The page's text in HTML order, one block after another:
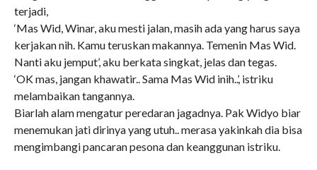
terjadi,
‘Mas Wid, Winar, aku mesti jalan, masih ada yang harus saya
kerjakan nih. Kamu teruskan makannya. Temenin Mas Wid.
Nanti aku jemput’, aku berkata singkat, jelas dan tegas.
‘OK mas, jangan khawatir.. Sama Mas Wid inih..’, istriku
melambaikan tangannya.
Biarlah alam mengatur peredaran jagadnya. Pak Widyo biar
menemukan jati dirinya yang utuh.. merasa yakinkah dia bisa
mengimbangi pancaran pesona dan keanggunan istriku.